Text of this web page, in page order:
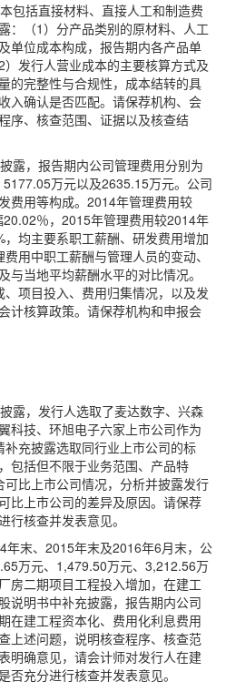
包括直接材料、直接人工和制造费
：（1）分产品类别的原材料、人工
单位成本构成，报告期内各产品单
发行人营业成本的主要核算方式及
的完整性与合规性，成本结转的具
入确认是否匹配。请保荐机构、会
序、核查范围、证据以及核查结
露，报告期内公司管理费用分别为
万元以及2635.15万元。公司
费用等构成。2014年管理费用较
％，2015年管理费用较2014年
均主要系职工薪酬、研发费用增加
用中职工薪酬与管理人员的变动、
与当地平均薪酬水平的对比情况。
、项目投入、费用归集情况，以及发
计核算政策。请保荐机构和申报会
露，发行人选取了麦达数字、兴森
科技、环旭电子六家上市公司作为
充披露选取同行业上市公司的标
包括但不限于业务范围、产品特
比上市公司情况，分析并披露发行
比上市公司的差异及原因。请保荐
行核查并发表意见。
年末、2015年末及2016年6月末，公
万元、1,479.50万元、3,212.56万
房二期项目工程投入增加，在建工
说明书中补充披露，报告期内公司
在建工程资本化、费用化利息费用
上述问题，说明核查程序、核查范
明确意见，请会计师对发行人在建
否充分进行核查并发表意见。